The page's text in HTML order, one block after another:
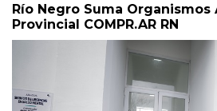
Río Negro Suma Organismos
Provincial COMPR.AR RN